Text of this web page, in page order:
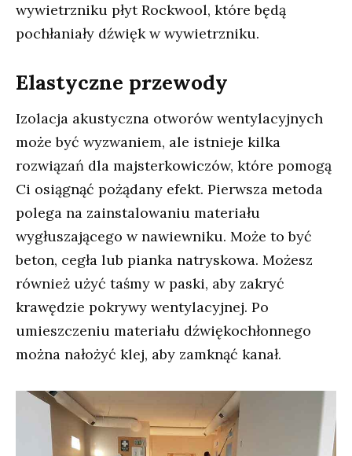
wywietrzniku płyt Rockwool, które będą
pochłaniały dźwięk w wywietrzniku.
Elastyczne przewody
Izolacja akustyczna otworów wentylacyjnych
może być wyzwaniem, ale istnieje kilka
rozwiązań dla majsterkowiczów, które pomogą
Ci osiągnąć pożądany efekt. Pierwsza metoda
polega na zainstalowaniu materiału
wygłuszającego w nawiewniku. Może to być
beton, cegła lub pianka natryskowa. Możesz
również użyć taśmy w paski, aby zakryć
krawędzie pokrywy wentylacyjnej. Po
umieszczeniu materiału dźwiękochłonnego
można nałożyć klej, aby zamknąć kanał.